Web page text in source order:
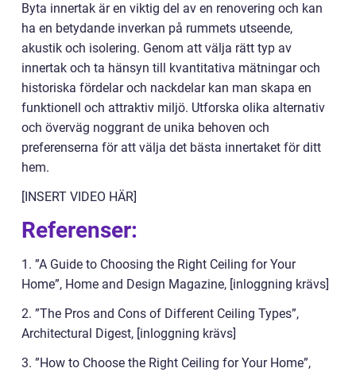
Byta innertak är en viktig del av en renovering och kan
ha en betydande inverkan på rummets utseende,
akustik och isolering. Genom att välja rätt typ av
innertak och ta hänsyn till kvantitativa mätningar och
historiska fördelar och nackdelar kan man skapa en
funktionell och attraktiv miljö. Utforska olika alternativ
och överväg noggrant de unika behoven och
preferenserna för att välja det bästa innertaket för ditt
hem.
[INSERT VIDEO HÄR]
Referenser:
1. ”A Guide to Choosing the Right Ceiling for Your
Home”, Home and Design Magazine, [inloggning krävs]
2. ”The Pros and Cons of Different Ceiling Types”,
Architectural Digest, [inloggning krävs]
3. ”How to Choose the Right Ceiling for Your Home”,